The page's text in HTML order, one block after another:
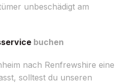
unbeschädigt am
buchen
nach Renfrewshire eine
solltest du unseren